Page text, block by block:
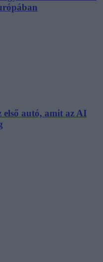
autó, amit az AI